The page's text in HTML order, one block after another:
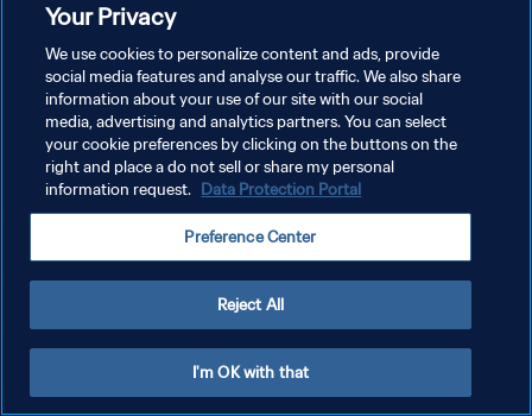
إدارة تفضيلات ملفات تعريف الارتباط
Your Privacy
We use cookies to personalize content and ads, provide
social media features and analyse our traffic. We also share
information about your use of our site with our social
media, advertising and analytics partners. You can select
your cookie preferences by clicking on the buttons on the
right and place a do not sell or share my personal
information request. Data Protection Portal
Preference Center
Reject All
I'm OK with that